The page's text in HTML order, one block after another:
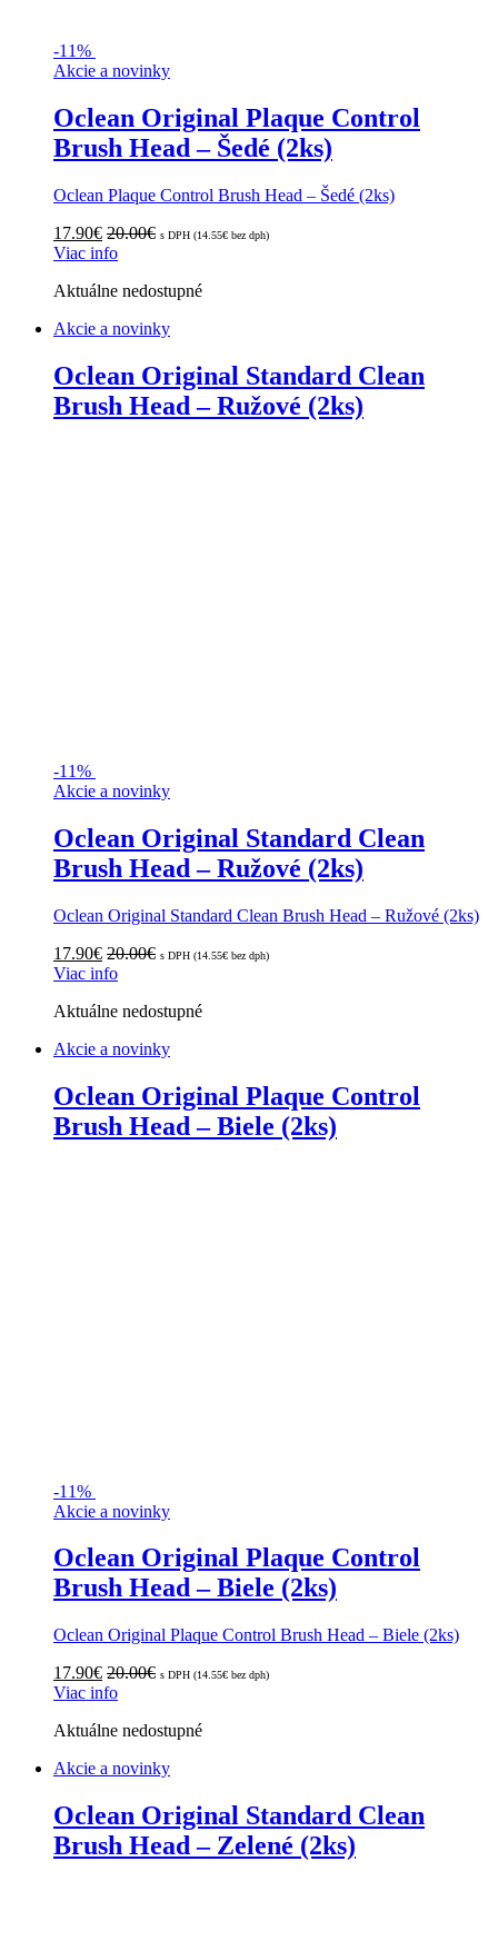
-11%
Akcie a novinky
Oclean Original Plaque Control
Brush Head – Šedé (2ks)
Oclean Plaque Control Brush Head – Šedé (2ks)
17.90€ 20.00€ s DPH (14.55€ bez dph)
Viac info
Aktuálne nedostupné
Akcie a novinky
Oclean Original Standard Clean
Brush Head – Ružové (2ks)
-11%
Akcie a novinky
Oclean Original Standard Clean
Brush Head – Ružové (2ks)
Oclean Original Standard Clean Brush Head – Ružové (2ks)
17.90€ 20.00€ s DPH (14.55€ bez dph)
Viac info
Aktuálne nedostupné
Akcie a novinky
Oclean Original Plaque Control
Brush Head – Biele (2ks)
-11%
Akcie a novinky
Oclean Original Plaque Control
Brush Head – Biele (2ks)
Oclean Original Plaque Control Brush Head – Biele (2ks)
17.90€ 20.00€ s DPH (14.55€ bez dph)
Viac info
Aktuálne nedostupné
Akcie a novinky
Oclean Original Standard Clean
Brush Head – Zelené (2ks)